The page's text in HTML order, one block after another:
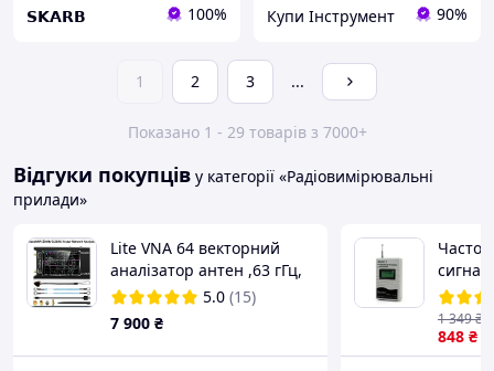
𝗦𝗞𝗔𝗥𝗕 100% Купи Інструмент 90%
1 2 3 ...
Показано 1 - 29 товарів з 7000+
Відгуки покупців у категорії «Радіовимірювальні
прилади»
Lite VNA 64 векторний
аналізатор антен ,63 гГц,
Nano VNA,АЧХ,КСВ
5.0 (15)
7 900 ₴
2.4
GOOIT
848 ₴
1 349₴